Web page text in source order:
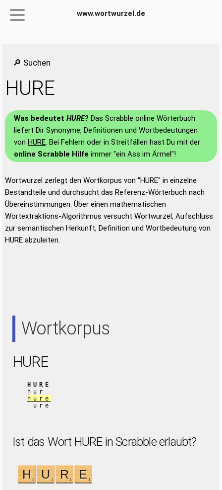
www.wortwurzel.de
🔎 Suchen
HURE
Was bedeutet HURE? Das Scrabble online Wörterbuch
liefert Dir Synonyme, Definitionen und Wortbedeutungen
von HURE. Bei Fehlern oder in Streitfällen hast Du mit der
online Scrabble Hilfe immer "ein Ass im Ärmel"!
Wortwurzel zerlegt den Wortkorpus von "HURE" in einzelne
Bestandteile und durchsucht das Referenz-Wörterbuch nach
Übereinstimmungen. Über einen mathematischen
Wortextraktions-Algorithmus versucht Wortwurzel, Aufschluss
zur semantischen Herkunft, Definition und Wortbedeutung von
HURE abzuleiten.
Wortkorpus
HURE
HURE
hur
hure
ure
Ist das Wort HURE in Scrabble erlaubt?